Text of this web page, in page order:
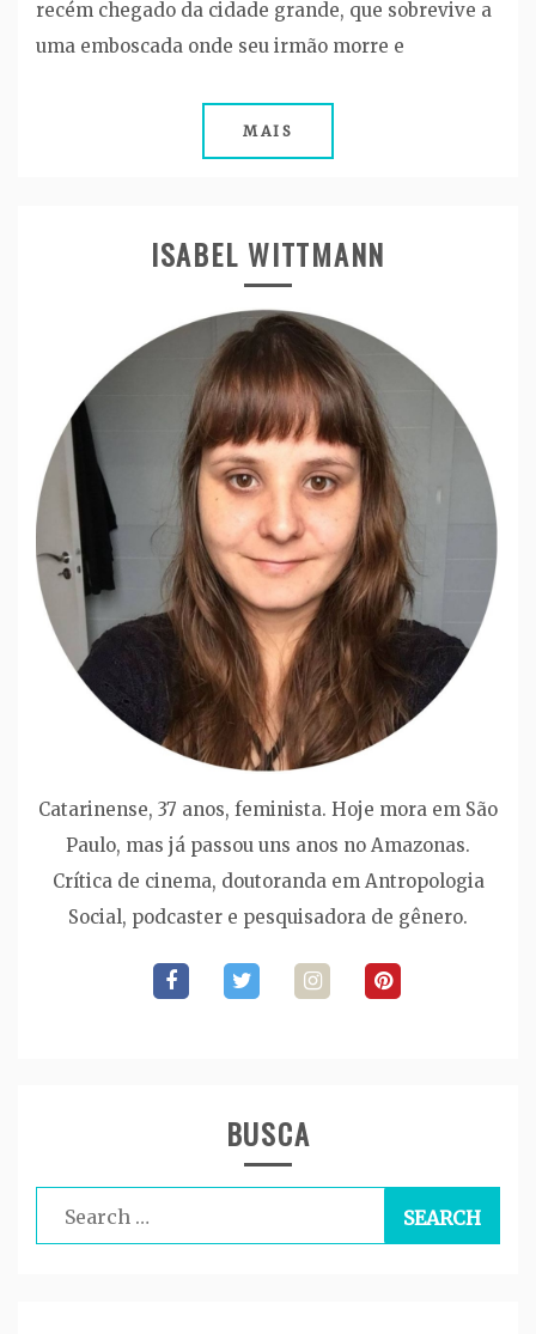
recém chegado da cidade grande, que sobrevive a
uma emboscada onde seu irmão morre e
MAIS
ISABEL WITTMANN
Catarinense, 37 anos, feminista. Hoje mora em São
Paulo, mas já passou uns anos no Amazonas.
Crítica de cinema, doutoranda em Antropologia
Social, podcaster e pesquisadora de gênero.
BUSCA
for: